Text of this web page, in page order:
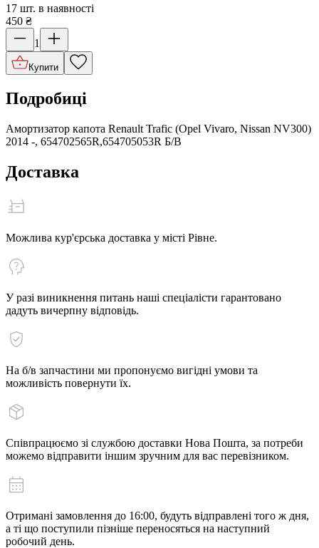
17 шт. в наявності
450 ₴
1
Купити
Подробиці
Амортизатор капота Renault Trafic (Opel Vivaro, Nissan NV300)
2014 -, 654702565R,654705053R Б/В
Доставка
Можлива кур'єрська доставка у місті Рівне.
У разі виникнення питань наші спеціалісти гарантовано
дадуть вичерпну відповідь.
На б/в запчастини ми пропонуємо вигідні умови та
можливість повернути їх.
Співпрацюємо зі службою доставки Нова Пошта, за потреби
можемо відправити іншим зручним для вас перевізником.
Отримані замовлення до 16:00, будуть відправлені того ж дня,
а ті що поступили пізніше переносяться на наступний
робочий день.